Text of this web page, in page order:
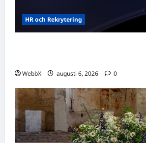
HR och Rekrytering
WebbX augusti 6, 2026 0